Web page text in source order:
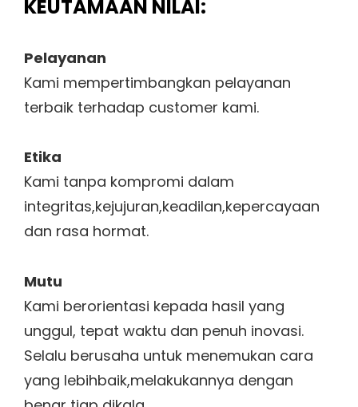
KEUTAMAAN NILAI:
Pelayanan
Kami mempertimbangkan pelayanan
terbaik terhadap customer kami.
Etika
Kami tanpa kompromi dalam
integritas,kejujuran,keadilan,kepercayaan
dan rasa hormat.
Mutu
Kami berorientasi kepada hasil yang
unggul, tepat waktu dan penuh inovasi.
Selalu berusaha untuk menemukan cara
yang lebihbaik,melakukannya dengan